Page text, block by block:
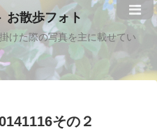
お散歩フォト
けた際の写真を主に載せてい
その２